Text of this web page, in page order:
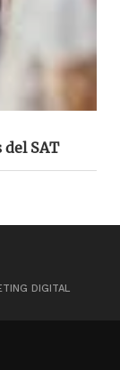
del SAT
DIGITAL